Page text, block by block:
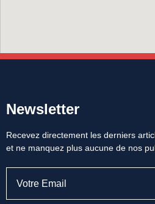
Newsletter
Recevez directement les derniers
et ne manquez plus aucune de nos